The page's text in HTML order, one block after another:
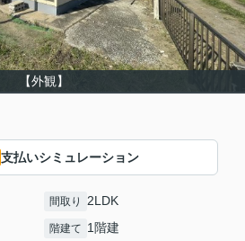
【外観】
支払いシミュレーション
間取り 2LDK
階建て 1階建